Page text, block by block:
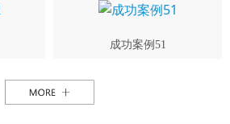
成功案例51